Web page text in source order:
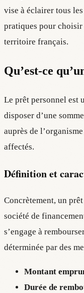
vise à éclairer tous
pratiques pour
territoire français.
Qu’est-ce
Le prêt personnel est
disposer d’une
auprès de
affectés.
Définition et
Concrètement, un
société de
s’engage à
déterminée par des
Montant
Durée de